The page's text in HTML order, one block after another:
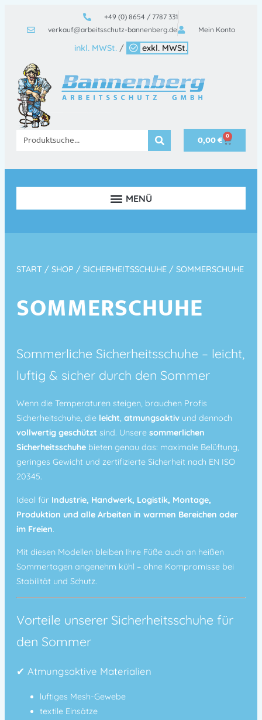
+49 (0) 8654 / 7787 331
verkauf@arbeitsschutz-bannenberg.de
Mein Konto
inkl. MWSt./ exkl. MWSt.
0,00€ 0
START / SHOP / SICHERHEITSSCHUHE / SOMMERSCHUHE
SOMMERSCHUHE
Sommerliche Sicherheitsschuhe – leicht,
luftig & sicher durch den Sommer
Wenn die Temperaturen steigen, brauchen Profis
Sicherheitschuhe, die leicht, atmungsaktiv und dennoch
vollwertig geschützt sind. Unsere sommerlichen
Sicherheitsschuhe bieten genau das: maximale Belüftung,
geringes Gewicht und zertifizierte Sicherheit nach EN ISO
20345.
Ideal für Industrie, Handwerk, Logistik, Montage,
Produktion und alle Arbeiten in warmen Bereichen oder
im Freien.
Mit diesen Modellen bleiben Ihre Füße auch an heißen
Sommertagen angenehm kühl – ohne Kompromisse bei
Stabilität und Schutz.
Vorteile unserer Sicherheitsschuhe für
den Sommer
✔ Atmungsaktive Materialien
luftiges Mesh-Gewebe
textile Einsätze